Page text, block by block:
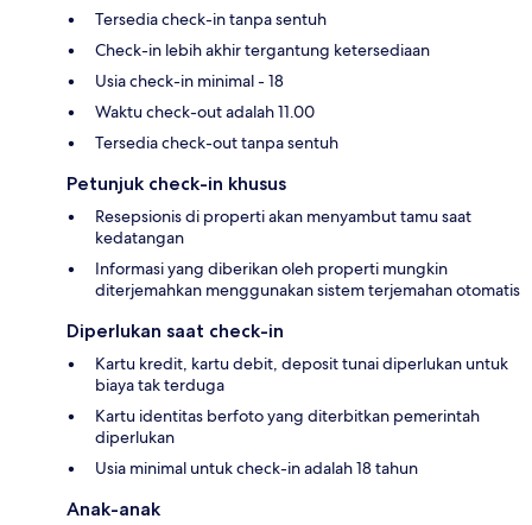
Tersedia check-in tanpa sentuh
Check-in lebih akhir tergantung ketersediaan
Usia check-in minimal - 18
Waktu check-out adalah 11.00
Tersedia check-out tanpa sentuh
Petunjuk check-in khusus
Resepsionis di properti akan menyambut tamu saat
kedatangan
Informasi yang diberikan oleh properti mungkin
diterjemahkan menggunakan sistem terjemahan otomatis
Diperlukan saat check-in
Kartu kredit, kartu debit, deposit tunai diperlukan untuk
biaya tak terduga
Kartu identitas berfoto yang diterbitkan pemerintah
diperlukan
Usia minimal untuk check-in adalah 18 tahun
Anak-anak